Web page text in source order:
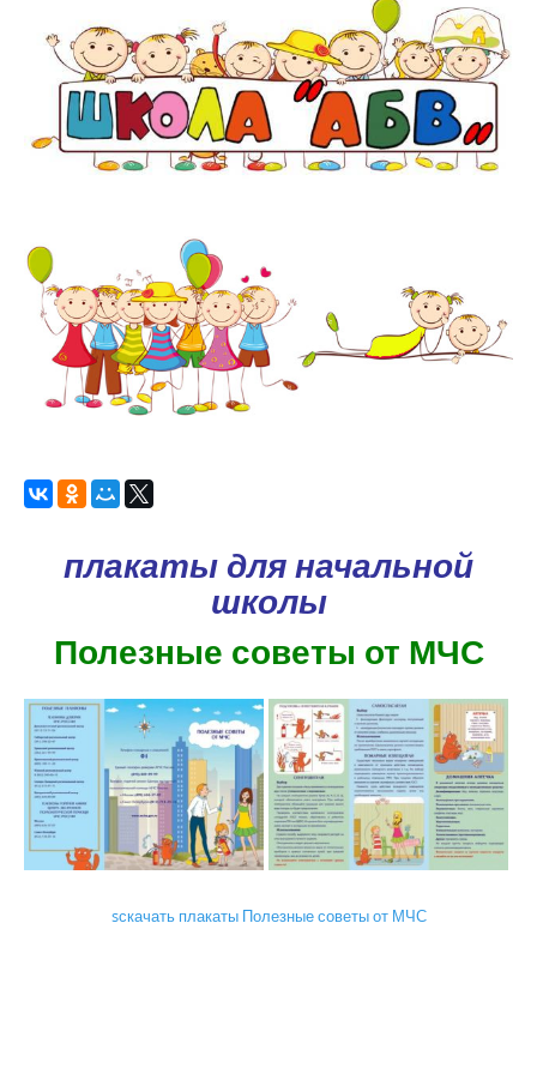
плакаты для начальной
школы
Полезные советы от МЧС
sскачать плакаты Полезные советы от МЧС